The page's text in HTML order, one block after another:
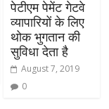
पेटीएम पेमेंट गेटवे
व्यापारियों के लिए
थोक भुगतान की
सुविधा देता है
August 7, 2019
0